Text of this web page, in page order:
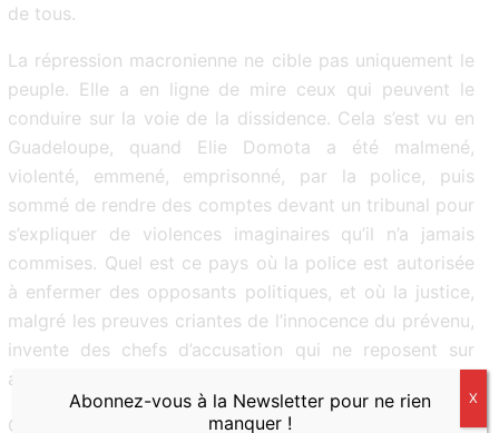
de tous.
La répression macronienne ne cible pas uniquement le
peuple. Elle a en ligne de mire ceux qui peuvent le
conduire sur la voie de la dissidence. Cela s’est vu en
Guadeloupe, quand Elie Domota a été malmené,
violenté, emmené, emprisonné, par la police, puis
sommé de rendre des comptes devant un tribunal pour
s’expliquer de violences imaginaires qu’il n’a jamais
commises. Quel est ce pays où la police est autorisée
à enfermer des opposants politiques, et où la justice,
malgré les preuves criantes de l’innocence du prévenu,
invente des chefs d’accusation qui ne reposent sur
aucun fait ?
Ces choses-là, pourtant, ne sont pas discutées. A tout
Abonnez-vous à la Newsletter pour ne rien
manquer !
X